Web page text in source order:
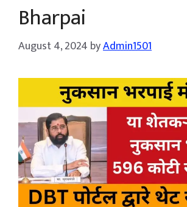
Bharpai
August 4, 2024 byAdmin1501